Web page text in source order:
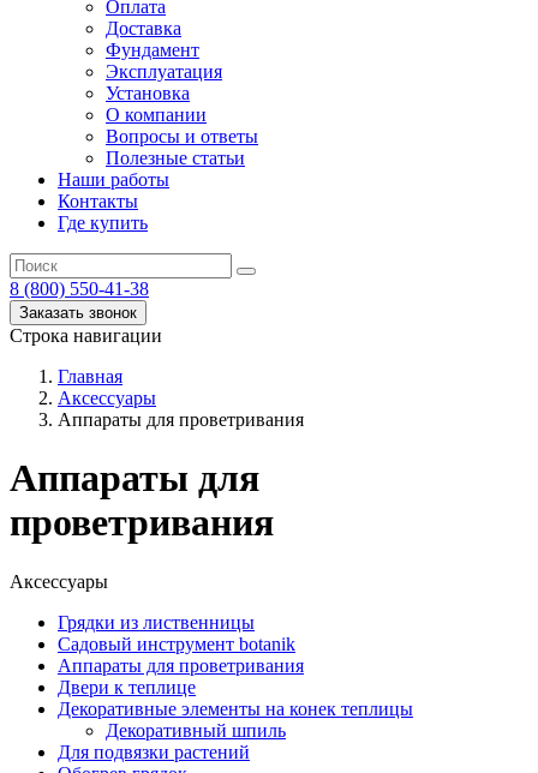
Оплата
Доставка
Фундамент
Эксплуатация
Установка
О компании
Вопросы и ответы
Полезные статьи
Наши работы
Контакты
Где купить
8 (800) 550-41-38
Заказать звонок
Строка навигации
Главная
Аксессуары
Аппараты для проветривания
Аппараты для
проветривания
Аксессуары
Грядки из лиственницы
Садовый инструмент botanik
Аппараты для проветривания
Двери к теплице
Декоративные элементы на конек теплицы
Декоративный шпиль
Для подвязки растений